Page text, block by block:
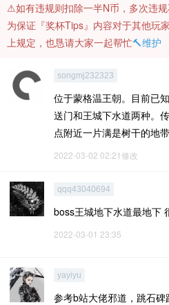
⚠️如有违规则扣除一半N币，多次违
为保证『奖杯Tips』内容对于其他玩
上规定，也恳请大家一起帮忙🔨维护
songmj232323
位于蒙格温王朝。目前已
送门和王城下水道两种。
点附近一片满是树干的地
2022-03-02 02:21修改
qqq43040694
boss王城地下水道最地下
2022-03-01 23:35
yayiyu
参考b站大佬邪道，跳石